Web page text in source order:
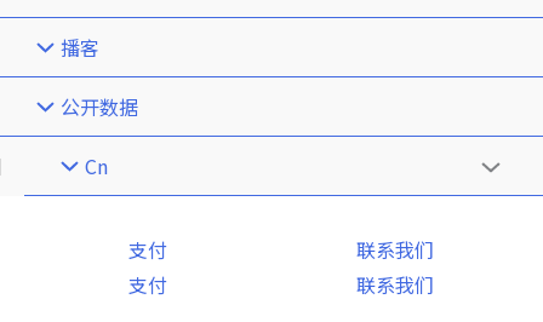
播客
公开数据
Cn
菜
支付
支付
联系我们
联系我们